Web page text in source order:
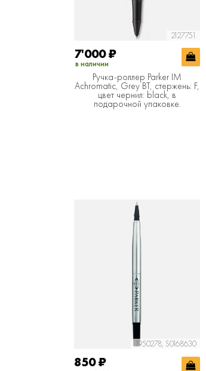
2127751
7'000₽
в наличии
Ручка-роллер Parker IM
Achromatic, Grey BT, стержень: F,
цвет чернил: black, в
подарочной упаковке.
1950278, S0168630
850₽